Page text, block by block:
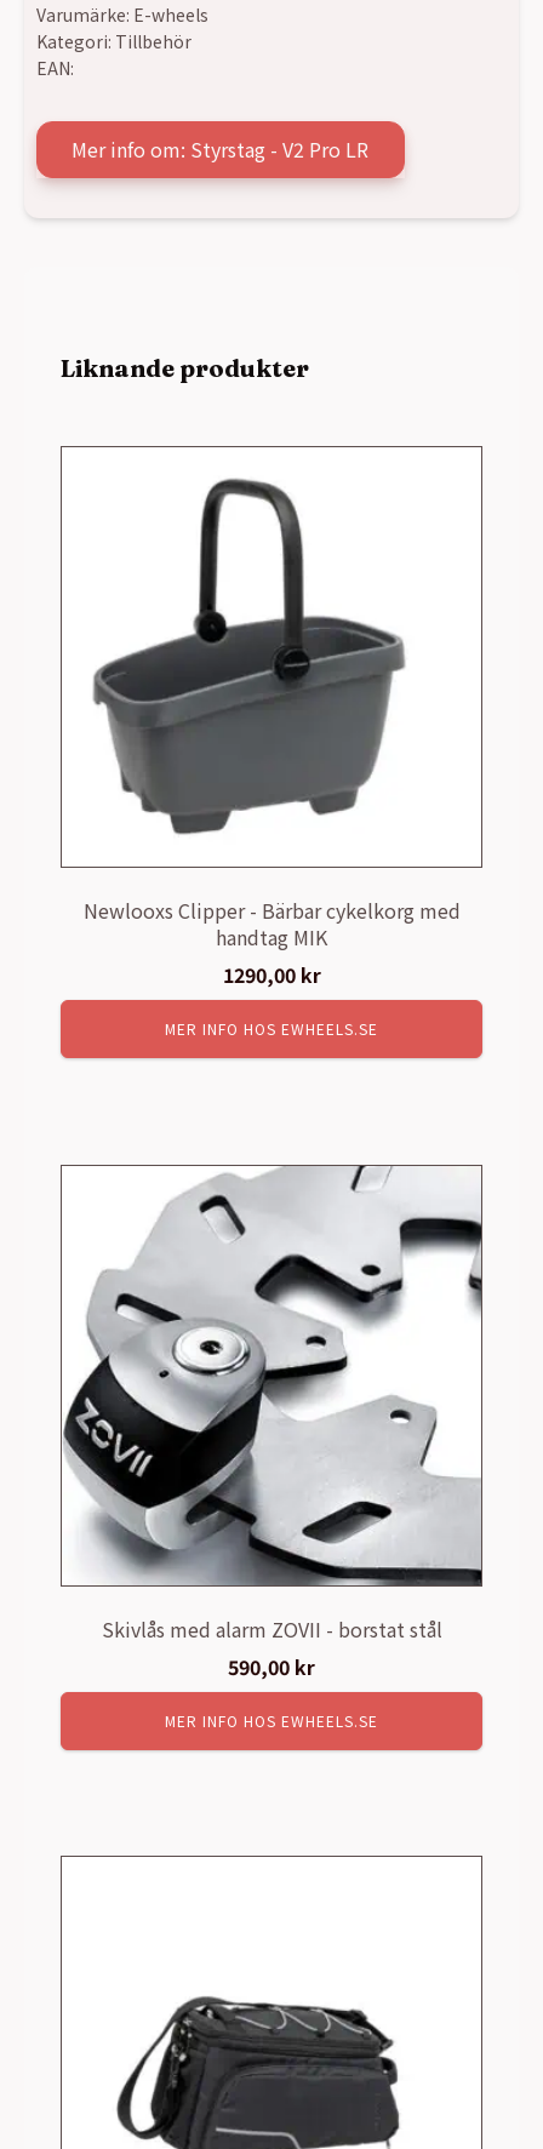
Varumärke: E-wheels
Kategori: Tillbehör
EAN:
Mer info om: Styrstag - V2 Pro LR
Liknande produkter
Newlooxs Clipper - Bärbar cykelkorg med
handtag MIK
1290,00 kr
MER INFO HOS EWHEELS.SE
Skivlås med alarm ZOVII - borstat stål
590,00 kr
MER INFO HOS EWHEELS.SE